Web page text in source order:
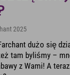
2025
dużo się
tam byliśmy –
z Wami! A